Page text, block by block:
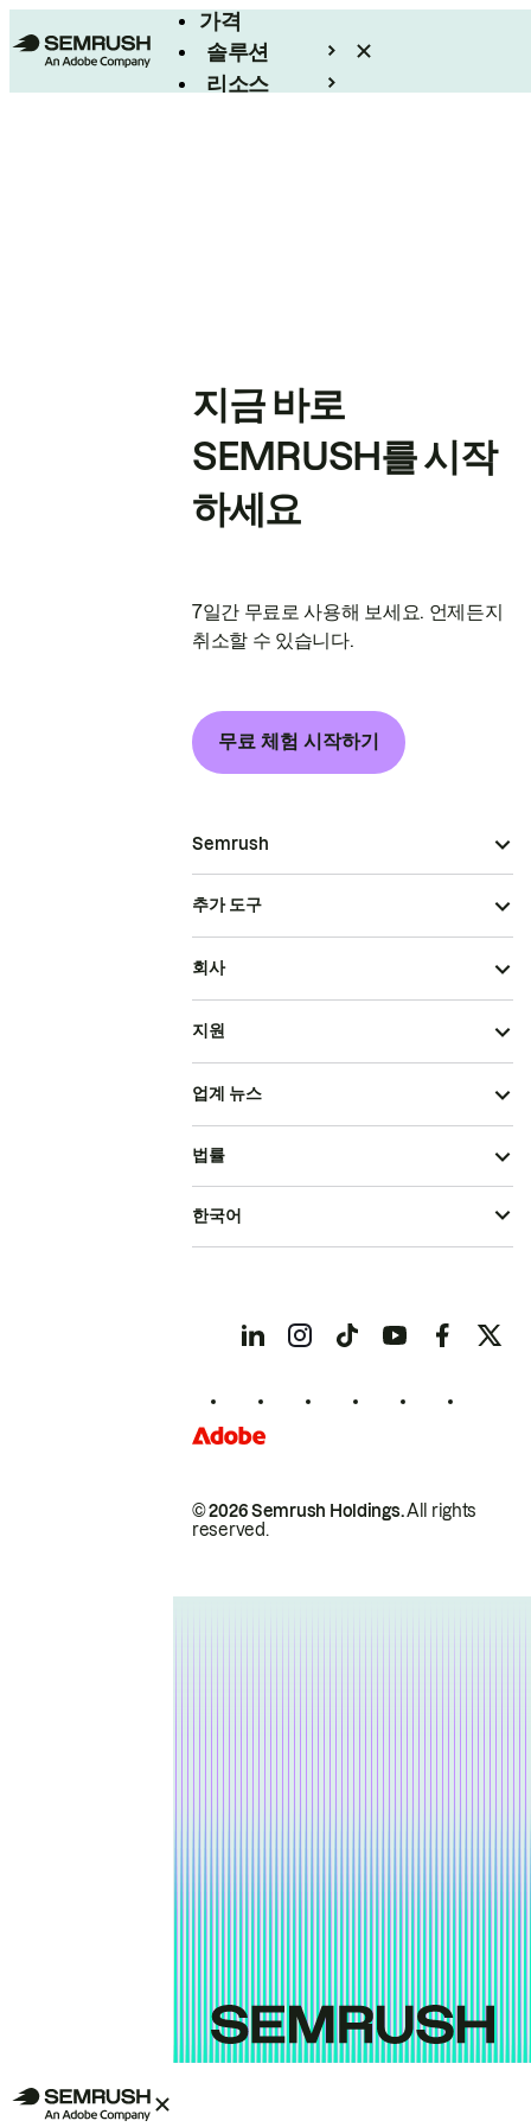
가격
솔루션
리소스
지금 바로
SEMRUSH를 시작
하세요
7일간 무료로 사용해 보세요. 언제든지
취소할 수 있습니다.
무료 체험 시작하기
Semrush
추가 도구
회사
지원
업계 뉴스
© 2026 Semrush Holdings.All rights
reserved.
법률
한국어